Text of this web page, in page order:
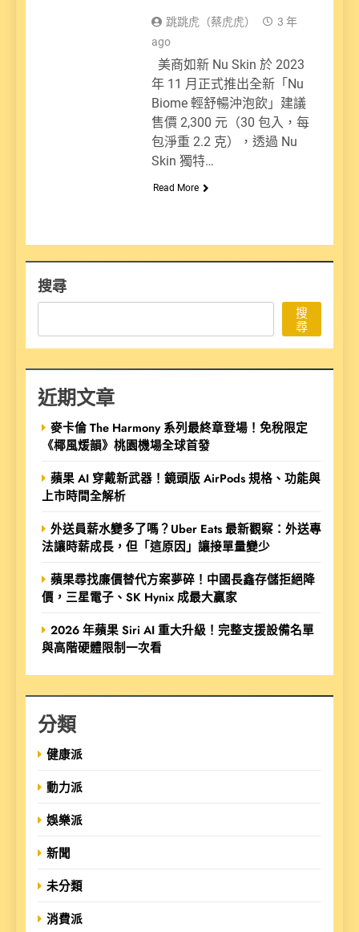
跳跳虎（蔡虎虎）
3 年
ago
美商如新 Nu Skin 於 2023
年 11 月正式推出全新「Nu
Biome 輕舒暢沖泡飲」建議
售價 2,300 元（30 包入，每
包淨重 2.2 克），透過 Nu
Skin 獨特…
Read More
搜尋
搜
尋
近期文章
麥卡倫 The Harmony 系列最終章登場！免稅限定
《椰風煖韻》桃園機場全球首發
蘋果 AI 穿戴新武器！鏡頭版 AirPods 規格、功能與
上市時間全解析
外送員薪水變多了嗎？Uber Eats 最新觀察：外送專
法讓時薪成長，但「這原因」讓接單量變少
蘋果尋找廉價替代方案夢碎！中國長鑫存儲拒絕降
價，三星電子、SK Hynix 成最大贏家
2026 年蘋果 Siri AI 重大升級！完整支援設備名單
與高階硬體限制一次看
分類
健康派
動力派
娛樂派
新聞
未分類
消費派